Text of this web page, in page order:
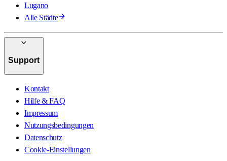
Lugano
Alle Städte
Support
Kontakt
Hilfe & FAQ
Impressum
Nutzungsbedingungen
Datenschutz
Cookie-Einstellungen